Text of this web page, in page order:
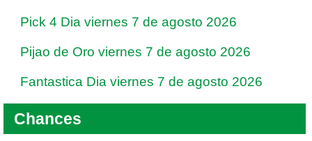
Pick 4 Dia viernes 7 de agosto 2026
Pijao de Oro viernes 7 de agosto 2026
Fantastica Dia viernes 7 de agosto 2026
Chances